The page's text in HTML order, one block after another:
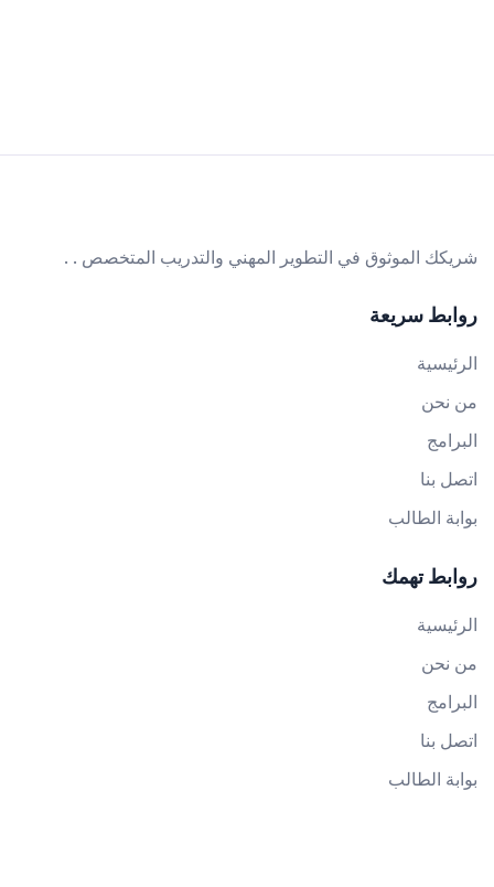
شريكك الموثوق في التطوير المهني والتدريب المتخصص . .
روابط سريعة
الرئيسية
من نحن
البرامج
اتصل بنا
بوابة الطالب
روابط تهمك
الرئيسية
من نحن
البرامج
اتصل بنا
بوابة الطالب